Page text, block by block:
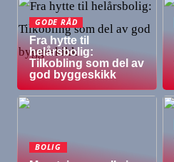
GODE RÅD
Fra hytte til
helårsbolig:
Tilkobling som del av
god byggeskikk
BOLIG